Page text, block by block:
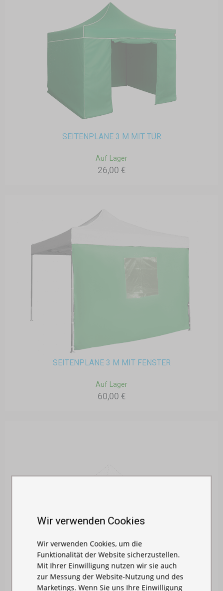
SEITENPLANE 3 M MIT TÜR
Auf Lager
26,00 €
SEITENPLANE 3 M MIT FENSTER
Auf Lager
60,00 €
Wir verwenden Cookies
Wir verwenden Cookies, um die
Funktionalität der Website sicherzustellen.
Mit Ihrer Einwilligung nutzen wir sie auch
zur Messung der Website-Nutzung und des
Marketings. Wenn Sie uns Ihre Einwilligung